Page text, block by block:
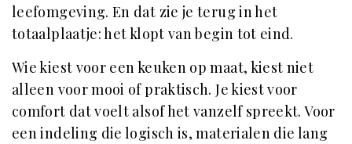
leefomgeving. En dat zie je terug in het
totaalplaatje: het klopt van begin tot eind.
Wie kiest voor een keuken op maat, kiest niet
alleen voor mooi of praktisch. Je kiest voor
comfort dat voelt alsof het vanzelf spreekt. Voor
een indeling die logisch is, materialen die lang